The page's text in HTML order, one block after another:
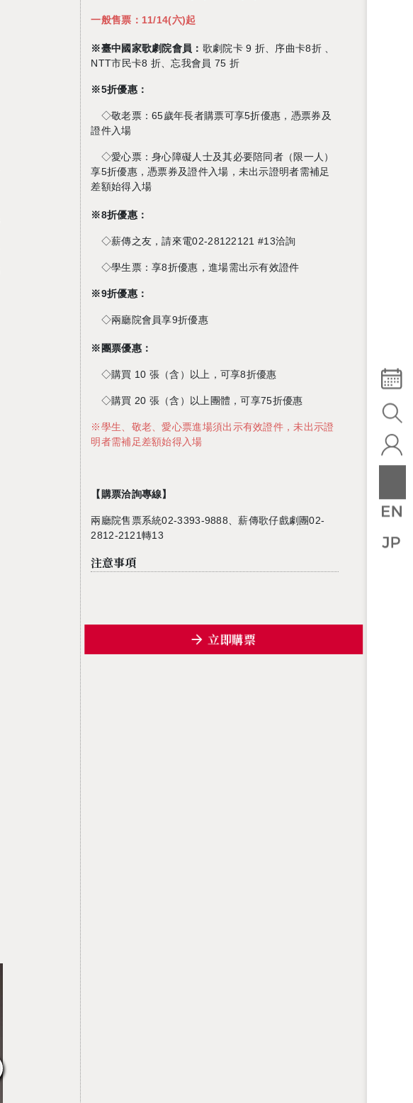
一般售票： 11/14(六)起
※臺中國家歌劇院會員： 歌劇院卡9 折、序曲卡8折
NTT市民卡8 折、忘我會員 75 折
※5折優惠：
◇敬老票：65歲年長者購票可享5折優惠，憑票券及
證件入場
◇愛心票：身心障礙人士及其必要陪同者（限一人）
享5折優惠，憑票券及證件入場，未出示證明者需補足
差額始得入場
※8折優惠：
◇薪傳之友，請來電02-28122121 #13洽詢
◇學生票：享8折優惠，進場需出示有效證件
※9折優惠：
◇兩廳院會員享9折優惠
※ 團票優惠：
◇購買 10 張（含）以上，可享8折優惠
◇購買 20 張（含）以上團體，可享75折優惠
※學生、敬老、愛心票進場須出示有效證件，未出示證
明者需補足差額始得入場
【購票洽詢專線】
兩廳院售票系統02-3393-9888、薪傳歌仔戲劇團02-
2812-2121轉13
注意事項
立即購票